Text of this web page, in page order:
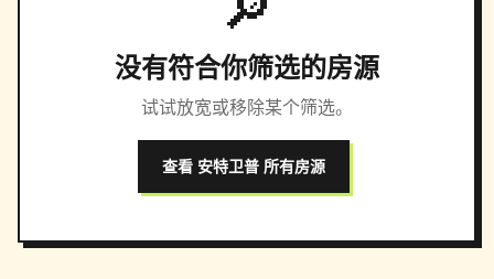
没有符合你筛选的房源
试试放宽或移除某个筛选。
查看 安特卫普 所有房源